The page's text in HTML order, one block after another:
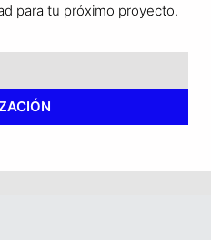
para tu próximo proyecto.